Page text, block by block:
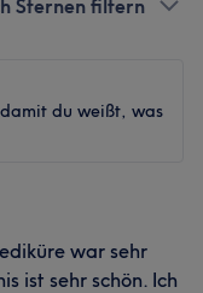
Sternen filtern
du weißt, was
war sehr
ist sehr schön. Ich